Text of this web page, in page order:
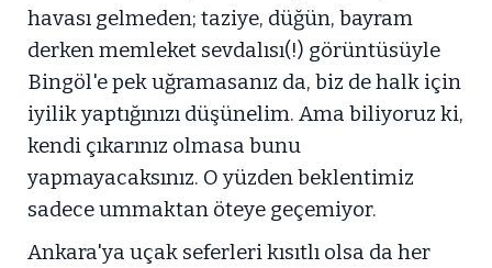
havası gelmeden; taziye, düğün, bayram
derken memleket sevdalısı(!) görüntüsüyle
Bingöl'e pek uğramasanız da, biz de halk için
iyilik yaptığınızı düşünelim. Ama biliyoruz ki,
kendi çıkarınız olmasa bunu
yapmayacaksınız. O yüzden beklentimiz
sadece ummaktan öteye geçemiyor.
Ankara'ya uçak seferleri kısıtlı olsa da her